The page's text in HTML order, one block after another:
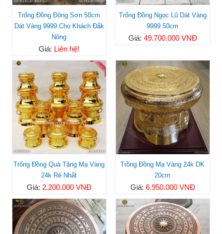
Trống Đồng Đông Sơn 50cm
Dát Vàng 9999 Cho Khách Đắk
Nông
Giá: Liên hệ!
Trống Đồng Ngọc Lũ Dát Vàng
9999 50cm
Giá: 49.700.000 VNĐ
Trống Đồng Quà Tặng Mạ Vàng
24k Rẻ Nhất
Giá: 2.200.000 VNĐ
Trồng Đồng Mạ Vàng 24k DK
20cm
Giá: 6.950.000 VNĐ